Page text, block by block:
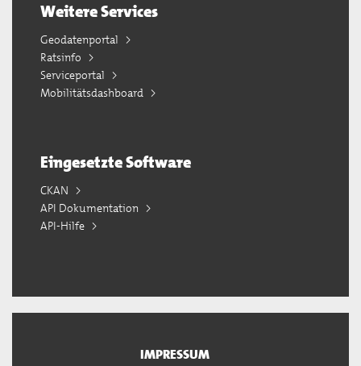
Weitere Services
Geodatenportal
Ratsinfo
Serviceportal
Mobilitätsdashboard
Eingesetzte Software
CKAN
API Dokumentation
API-Hilfe
IMPRESSUM